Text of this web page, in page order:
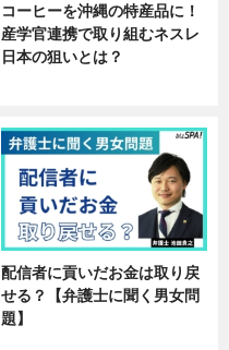
コーヒーを沖縄の特産品に！
産学官連携で取り組むネスレ
日本の狙いとは？
配信者に貢いだお金は取り戻
せる？【弁護士に聞く男女問
題】